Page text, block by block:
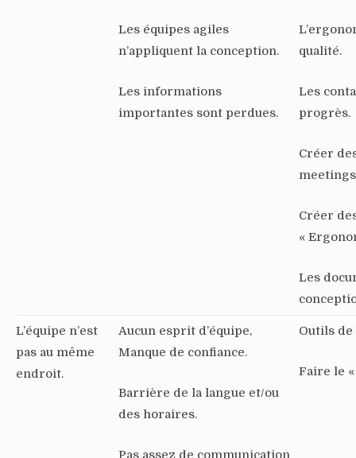
Les équipes agiles
n’appliquent la conception.
Les informations
importantes sont perdues.
qualité.
Les
progrès.
Créer
meetings
Créer
«
Les
L’équipe n’est
pas au même
endroit.
Aucun esprit d’équipe,
Manque de confiance.
Barrière de la langue et/ou
des horaires.
Pas assez de communication
Outils
Faire le